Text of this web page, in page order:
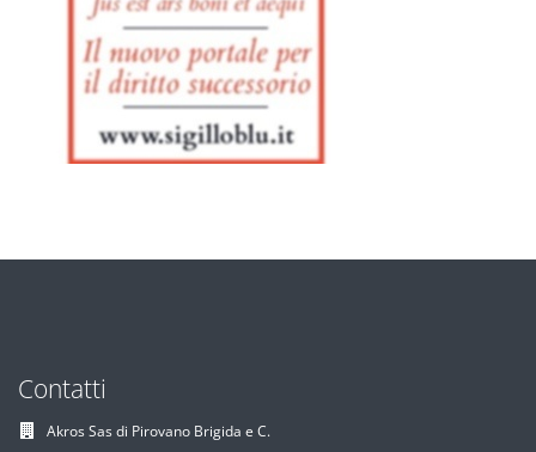
Contatti
Akros Sas di Pirovano Brigida e C.